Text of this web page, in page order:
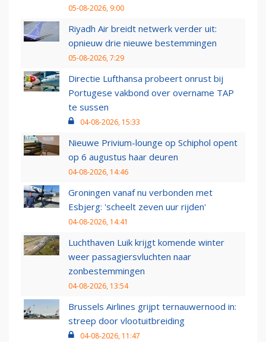
05-08-2026, 9:00
Riyadh Air breidt netwerk verder uit:
opnieuw drie nieuwe bestemmingen
05-08-2026, 7:29
Directie Lufthansa probeert onrust bij
Portugese vakbond over overname TAP
te sussen
04-08-2026, 15:33
Nieuwe Privium-lounge op Schiphol opent
op 6 augustus haar deuren
04-08-2026, 14:46
Groningen vanaf nu verbonden met
Esbjerg: 'scheelt zeven uur rijden'
04-08-2026, 14:41
Luchthaven Luik krijgt komende winter
weer passagiersvluchten naar
zonbestemmingen
04-08-2026, 13:54
Brussels Airlines grijpt ternauwernood in:
streep door vlootuitbreiding
04-08-2026, 11:47